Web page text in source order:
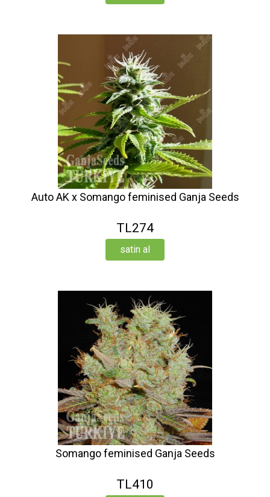
Auto AK x Somango feminised Ganja Seeds
TL274
satin al
Somango feminised Ganja Seeds
TL410